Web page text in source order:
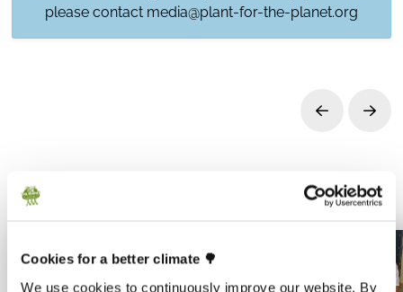
Cookies for a better climate 🌳
We use cookies to continuously improve our website. By
please contact media@plant-for-the-planet.org
Prev Next